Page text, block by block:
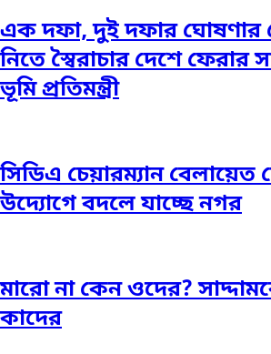
এক দফা, দুই দফার ঘোষণার
নিতে স্বৈরাচার দেশে ফেরার
ভূমি প্রতিমন্ত্রী
সিডিএ চেয়ারম্যান বেলায়েত
উদ্যোগে বদলে যাচ্ছে নগর
মারো না কেন ওদের?
কাদের